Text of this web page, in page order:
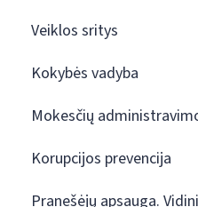
Veiklos sritys
Kokybės vadyba
Mokesčių
Korupcijos prevencija
Pranešėjų apsauga.